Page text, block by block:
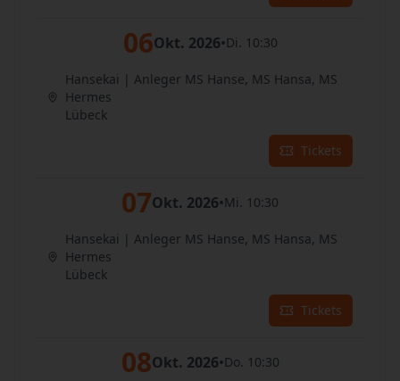
06Okt. 2026•Di. 10:30
Hansekai | Anleger MS Hanse, MS Hansa, MS
Hermes
Lübeck
Tickets
07Okt. 2026•Mi. 10:30
Hansekai | Anleger MS Hanse, MS Hansa, MS
Hermes
Lübeck
Tickets
08Okt. 2026•Do. 10:30